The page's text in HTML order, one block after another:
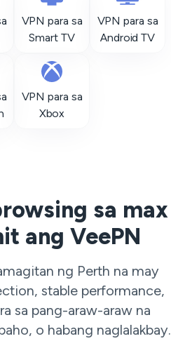
VPN para sa
Smart TV
VPN para sa
Android TV
VPN para sa
Xbox
sa max
ang VeePN
ng Perth na may
stable performance,
sa pang-araw-araw na
o habang naglalakbay.